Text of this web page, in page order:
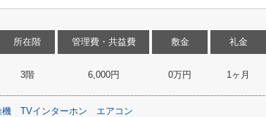
所在階
3階
管理費・共益費
6,000円
敷金
0万円
礼金
1ヶ月
機 TVインターホン エアコン